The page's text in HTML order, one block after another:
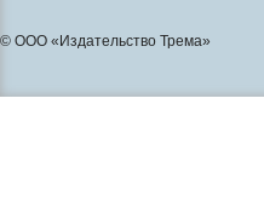
© ООО «Издательство Трема»